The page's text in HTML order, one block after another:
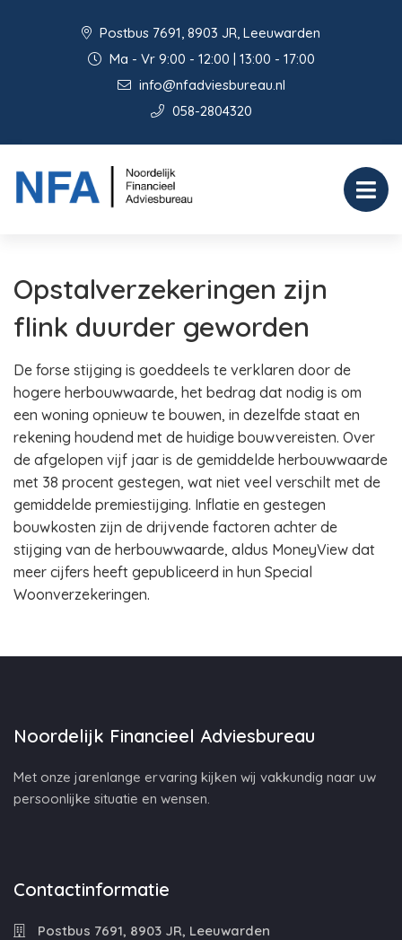
Postbus 7691, 8903 JR, Leeuwarden
Ma - Vr 9:00 - 12:00 | 13:00 - 17:00
info@nfadviesbureau.nl
058-2804320
Opstalverzekeringen zijn
flink duurder geworden
De forse stijging is goeddeels te verklaren door de
hogere herbouwwaarde, het bedrag dat nodig is om
een woning opnieuw te bouwen, in dezelfde staat en
rekening houdend met de huidige bouwvereisten. Over
de afgelopen vijf jaar is de gemiddelde herbouwwaarde
met 38 procent gestegen, wat niet veel verschilt met de
gemiddelde premiestijging. Inflatie en gestegen
bouwkosten zijn de drijvende factoren achter de
stijging van de herbouwwaarde, aldus MoneyView dat
meer cijfers heeft gepubliceerd in hun Special
Woonverzekeringen.
Noordelijk Financieel Adviesbureau
Met onze jarenlange ervaring kijken wij vakkundig naar uw
persoonlijke situatie en wensen.
Contactinformatie
Postbus 7691, 8903 JR, Leeuwarden